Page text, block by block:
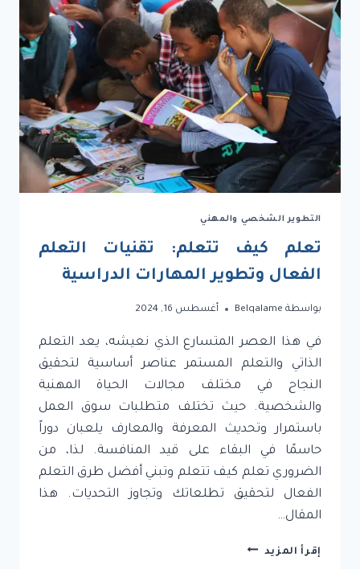
التطوير الشخصي والمهني
تعلم كيف تتعلم: تقنيات التعلم
الفعال وتطوير المهارات الدراسية
بواسطة Belqalame أغسطس 16, 2024
في هذا العصر المتسارع الذي نعيشه، يعد التعلم
الذاتي والتعلم المستمر عناصر أساسية لتحقيق
النجاح في مختلف مجالات الحياة المهنية
والشخصية. حيث تختلف متطلبات سوق العمل
باستمرار وتحديث المعرفة والمعارف يلعبان دوراً
حاسمًا في البقاء على قيد المنافسة. لذا، من
الضروري تعلم كيف تتعلم وتبني أفضل طرق التعلم
الفعال لتحقيق تطلعاتك وتجاوز التحديات. هذا
المقال…
إقرأ المزيد تعلم